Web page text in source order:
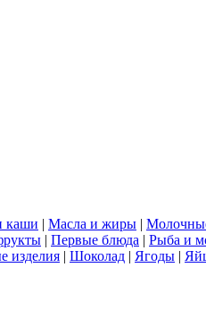
каши | Масла и жиры |
| Первые блюда | Рыба и
изделия | Шоколад | Ягоды |